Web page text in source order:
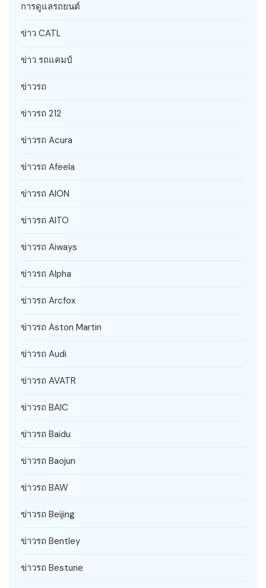
การดูแลรถยนต์
ข่าว CATL
ข่าว รถแคมป์
ข่าวรถ
ข่าวรถ 212
ข่าวรถ Acura
ข่าวรถ Afeela
ข่าวรถ AION
ข่าวรถ AITO
ข่าวรถ Aiways
ข่าวรถ Alpha
ข่าวรถ Arcfox
ข่าวรถ Aston Martin
ข่าวรถ Audi
ข่าวรถ AVATR
ข่าวรถ BAIC
ข่าวรถ Baidu
ข่าวรถ Baojun
ข่าวรถ BAW
ข่าวรถ Beijing
ข่าวรถ Bentley
ข่าวรถ Bestune